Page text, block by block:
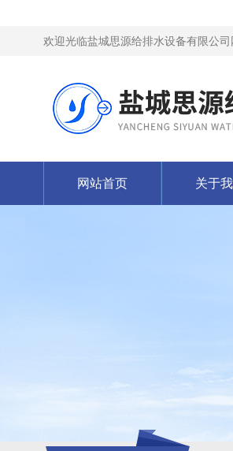
欢迎光临盐城思源给排水设备有限公司
网站首页 关于